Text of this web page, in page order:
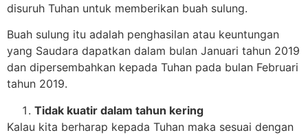
disuruh Tuhan untuk memberikan buah sulung.
Buah sulung itu adalah penghasilan atau keuntungan
yang Saudara dapatkan dalam bulan Januari tahun 2019
dan dipersembahkan kepada Tuhan pada bulan Februari
tahun 2019.
Tidak kuatir dalam tahun kering
Kalau kita berharap kepada Tuhan maka sesuai dengan